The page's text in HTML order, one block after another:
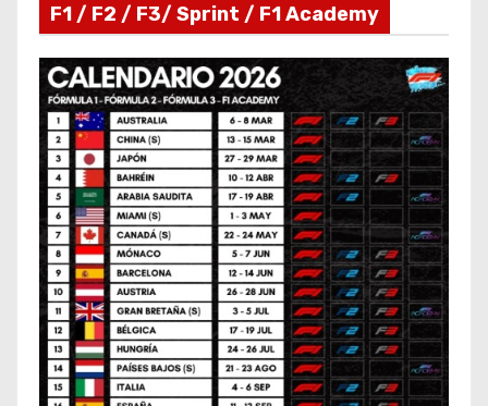
F1 / F2 / F3/ Sprint / F1 Academy